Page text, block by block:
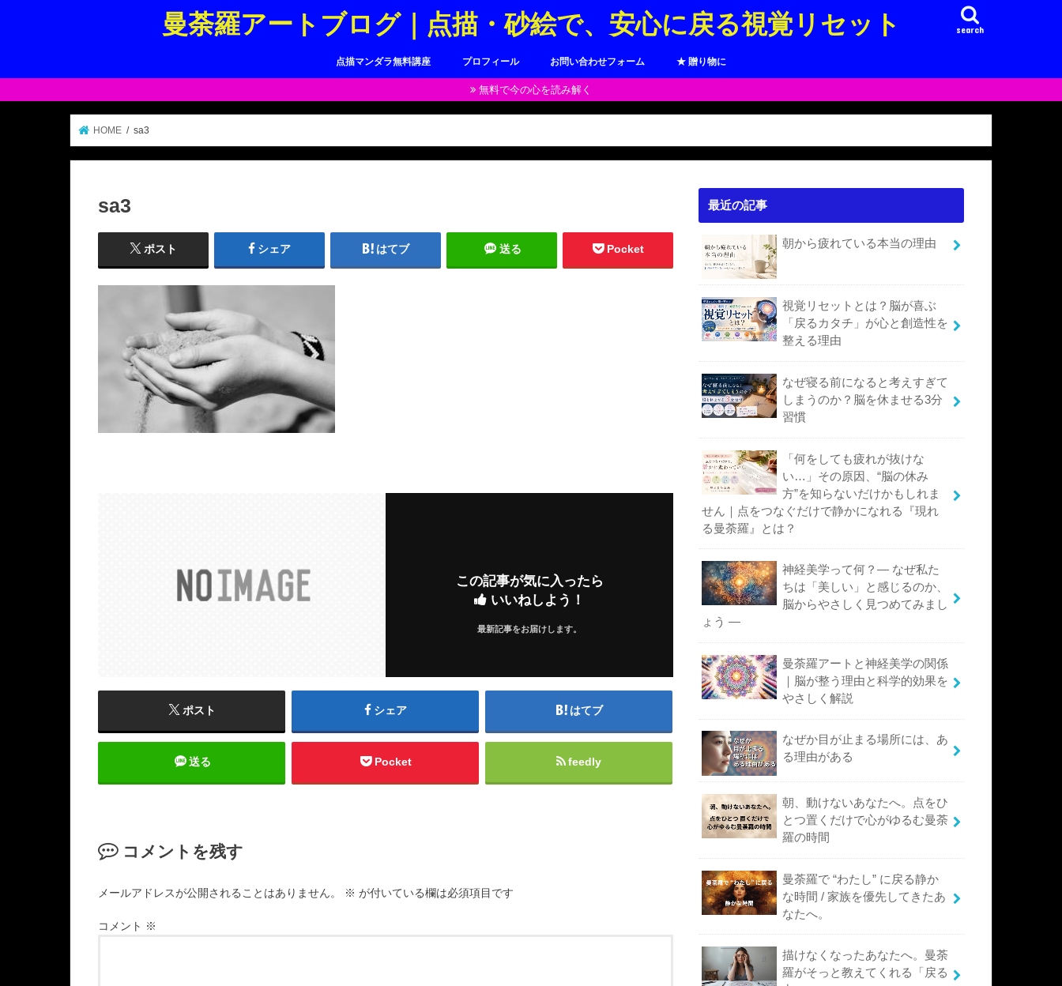
曼荼羅アートブログ｜点描・砂絵で、安心に戻る視覚リセット search
点描マンダラ無料講座 プロフィール お問い合わせフォーム ★ 贈り物に
無料で今の心を読み解く
HOME sa3
sa3
ポスト シェア はてブ 送る Pocket
この記事が気に入ったら
いいねしよう！
最新記事をお届けします。
ポスト シェア はてブ
送る Pocket feedly
コメントを残す
メールアドレスが公開されることはありません。 ※ が付いている欄は必須項目です
コメント ※
最近の記事
朝から疲れている本当の理由
視覚リセットとは？脳が喜ぶ
「戻るカタチ」が心と創造性を
整える理由
なぜ寝る前になると考えすぎて
しまうのか？脳を休ませる3分
習慣
「何をしても疲れが抜けな
い…」その原因、“脳の休み
方”を知らないだけかもしれま
せん｜点をつなぐだけで静かになれる『現れ
る曼荼羅』とは？
神経美学って何？― なぜ私た
ちは「美しい」と感じるのか、
脳からやさしく見つめてみまし
ょう ―
曼荼羅アートと神経美学の関係
｜脳が整う理由と科学的効果を
やさしく解説
なぜか目が止まる場所には、あ
る理由がある
朝、動けないあなたへ。点をひ
とつ置くだけで心がゆるむ曼荼
羅の時間
曼荼羅で “わたし” に戻る静か
な時間 / 家族を優先してきたあ
なたへ。
描けなくなったあなたへ。曼荼
羅がそっと教えてくれる「戻る